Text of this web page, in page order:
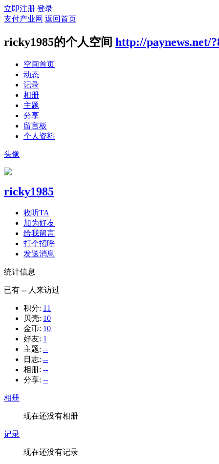
立即注册 登录
支付产业网 返回首页
ricky1985的个人空间 http://paynews.net/
空间首页
动态
记录
相册
主题
分享
留言板
个人资料
头像
ricky1985
收听TA
加为好友
给我留言
打个招呼
发送消息
统计信息
已有 -- 人来访过
积分: 11
贝壳: 10
金币: 10
好友: 1
主题: --
日志: --
相册: --
分享: --
相册
现在还没有相册
记录
现在还没有记录